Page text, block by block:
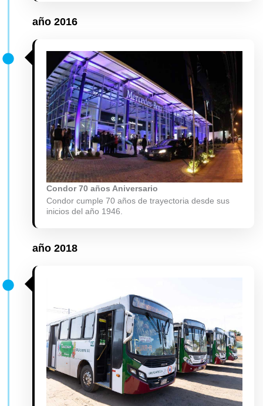
año 2016
Condor 70 años Aniversario
Condor cumple 70 años de trayectoria desde sus
inicios del año 1946.
año 2018